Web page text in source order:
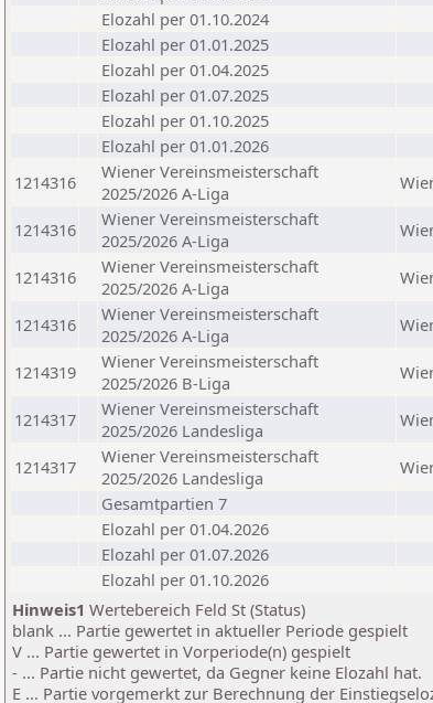
Elozahl per 01.10.2024
Elozahl per 01.01.2025
Elozahl per 01.04.2025
Elozahl per 01.07.2025
Elozahl per 01.10.2025
Elozahl per 01.01.2026
1214316
Wiener Vereinsmeisterschaft
2025/2026 A-Liga
1214316
Wiener Vereinsmeisterschaft
2025/2026 A-Liga
1214316
Wiener Vereinsmeisterschaft
2025/2026 A-Liga
1214316
Wiener Vereinsmeisterschaft
2025/2026 A-Liga
1214319
Wiener Vereinsmeisterschaft
2025/2026 B-Liga
1214317
Wiener Vereinsmeisterschaft
2025/2026 Landesliga
1214317
Wiener Vereinsmeisterschaft
2025/2026 Landesliga
Gesamtpartien 7
Elozahl per 01.04.2026
Elozahl per 01.07.2026
Elozahl per 01.10.2026
Hinweis1 Wertebereich Feld St (Status)
blank ... Partie gewertet in aktueller Periode gespielt
V ... Partie gewertet in Vorperiode(n) gespielt
- ... Partie nicht gewertet, da Gegner keine Elozahl hat.
E ... Partie vorgemerkt zur Berechnung der